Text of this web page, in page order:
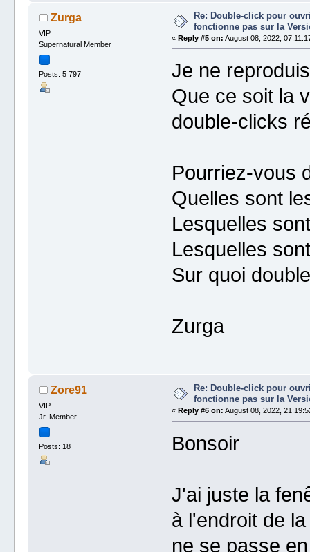
Zurga
VIP
Supernatural Member
Posts: 5 797
Re: Double-click pour
fonctionne pas sur la
« Reply #5 on: August 08, 2022,
Je ne
Que ce soit la
double-clicks
Pourriez-vous
Quelles sont
Lesquelles
Lesquelles
Sur quoi
Zurga
Zore91
VIP
Jr. Member
Posts: 18
Re: Double-click pour
fonctionne pas sur la
« Reply #6 on: August 08, 2022,
Bonsoir
J'ai juste la
à l'endroit de
ne se passe